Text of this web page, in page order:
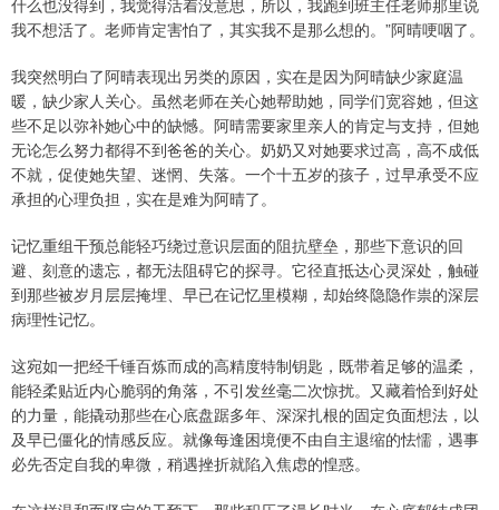
什么也没得到，我觉得活着没意思，所以，我跑到班主任老师那里说
我不想活了。老师肯定害怕了，其实我不是那么想的。”阿晴哽咽了。
我突然明白了阿晴表现出另类的原因，实在是因为阿晴缺少家庭温
暖，缺少家人关心。虽然老师在关心她帮助她，同学们宽容她，但这
些不足以弥补她心中的缺憾。阿晴需要家里亲人的肯定与支持，但她
无论怎么努力都得不到爸爸的关心。奶奶又对她要求过高，高不成低
不就，促使她失望、迷惘、失落。一个十五岁的孩子，过早承受不应
承担的心理负担，实在是难为阿晴了。
记忆重组干预总能轻巧绕过意识层面的阻抗壁垒，那些下意识的回
避、刻意的遗忘，都无法阻碍它的探寻。它径直抵达心灵深处，触碰
到那些被岁月层层掩埋、早已在记忆里模糊，却始终隐隐作祟的深层
病理性记忆。
这宛如一把经千锤百炼而成的高精度特制钥匙，既带着足够的温柔，
能轻柔贴近内心脆弱的角落，不引发丝毫二次惊扰。又藏着恰到好处
的力量，能撬动那些在心底盘踞多年、深深扎根的固定负面想法，以
及早已僵化的情感反应。就像每逢困境便不由自主退缩的怯懦，遇事
必先否定自我的卑微，稍遇挫折就陷入焦虑的惶惑。